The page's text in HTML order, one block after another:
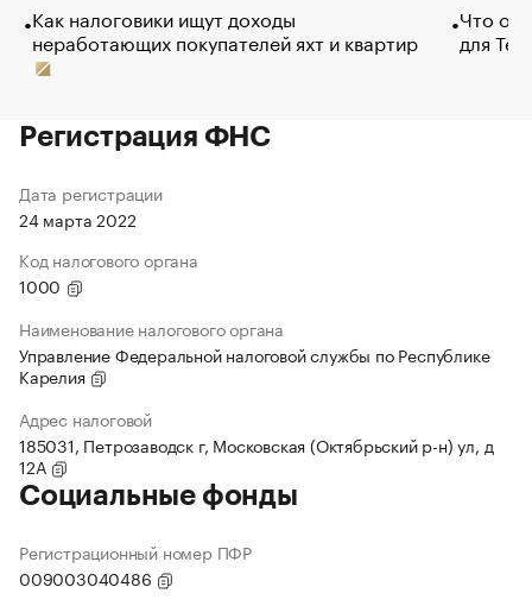
Как налоговики ищут доходы
неработающих покупателей яхт и квартир
Что
для
Регистрация ФНС
Дата регистрации
24 марта 2022
Код налогового органа
1000
Наименование налогового органа
Управление Федеральной налоговой службы по Республике
Карелия
Адрес налоговой
185031, Петрозаводск г, Московская (Октябрьский р-н) ул, д
12А
Социальные фонды
Регистрационный номер ПФР
009003040486